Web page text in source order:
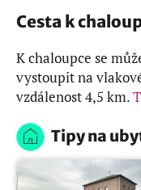
Cesta k
K chaloupce se
vystoupit na
vzdálenost 4,5 km.
Tipy na